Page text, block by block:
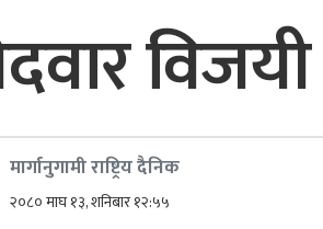
विजयी
मार्गानुगामी राष्ट्रिय दैनिक
२०८० माघ १३, शनिबार १२:५५